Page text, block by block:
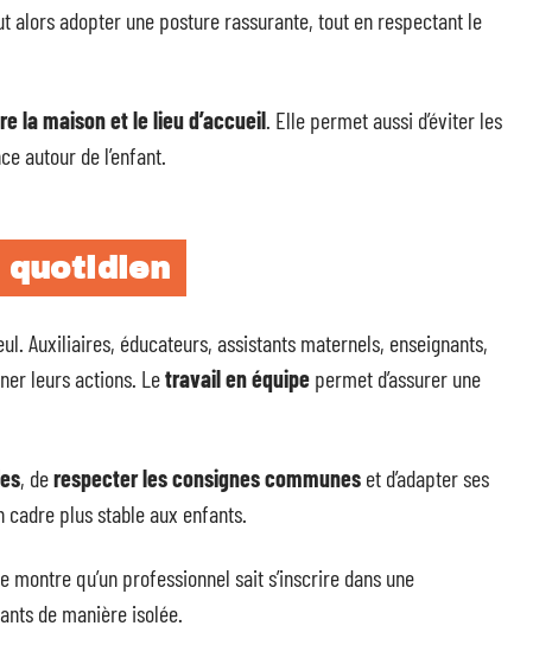
alors adopter une posture rassurante, tout en respectant le
la maison et le lieu d’accueil. Elle permet aussi d’éviter les
autour de l’enfant.
quotidien
Auxiliaires, éducateurs, assistants maternels, enseignants,
leurs actions. Letravail en équipe permet d’assurer une
, derespecter les consignes communes et d’adapter ses
plus stable aux enfants.
qu’un professionnel sait s’inscrire dans une
de manière isolée.